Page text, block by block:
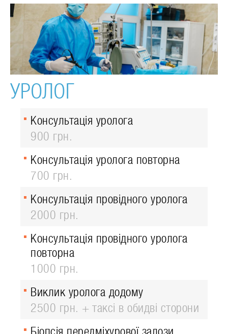
УРОЛОГ
Консультація уролога
900 грн.
Консультація уролога повторна
700 грн.
Консультація провідного уролога
2000 грн.
Консультація провідного уролога
повторна
1000 грн.
Виклик уролога додому
2500 грн. + таксі в обидві сторони